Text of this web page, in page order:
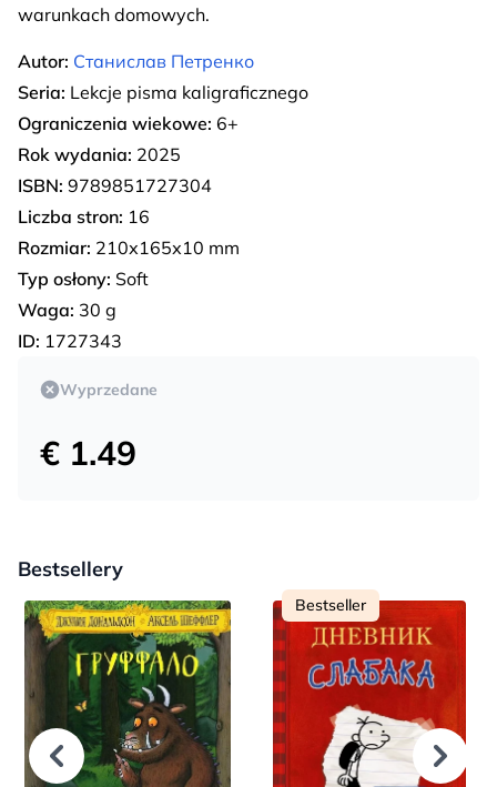
warunkach domowych.
Autor: Станислав Петренко
Seria: Lekcje pisma kaligraficznego
Ograniczenia wiekowe: 6+
Rok wydania: 2025
ISBN: 9789851727304
Liczba stron: 16
Rozmiar: 210х165х10 mm
Typ osłony: Soft
Waga: 30 g
ID: 1727343
Wyprzedane
€ 1.49
Bestsellery
Bestseller